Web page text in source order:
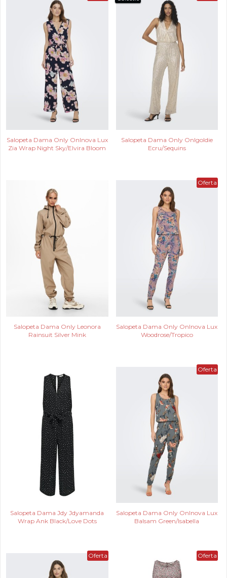
Salopeta Dama Only Onlnova Lux
Zia Wrap Night Sky/Elvira Bloom
Salopeta Dama Only Onlgoldie
Ecru/Sequins
Salopeta Dama Only Leonora
Rainsuit Silver Mink
Oferta
Salopeta Dama Only Onlnova Lux
Woodrose/Tropico
Salopeta Dama Jdy Jdyamanda
Wrap Ank Black/Love Dots
Oferta
Salopeta Dama Only Onlnova Lux
Balsam Green/Isabella
Oferta Oferta